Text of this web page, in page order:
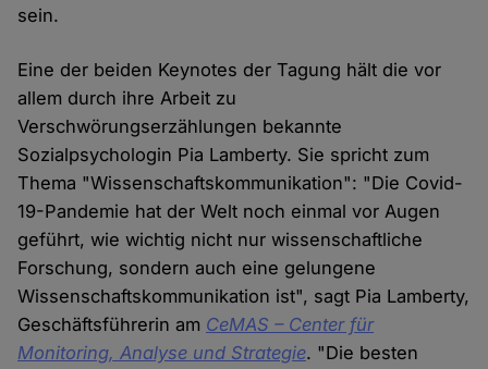
sein.
Eine der beiden Keynotes der Tagung hält die vor
allem durch ihre Arbeit zu
Verschwörungserzählungen bekannte
Sozialpsychologin Pia Lamberty. Sie spricht zum
Thema "Wissenschaftskommunikation": "Die Covid-
19-Pandemie hat der Welt noch einmal vor Augen
geführt, wie wichtig nicht nur wissenschaftliche
Forschung, sondern auch eine gelungene
Wissenschaftskommunikation ist", sagt Pia Lamberty,
Geschäftsführerin am CeMAS – Center für
Monitoring, Analyse und Strategie. "Die besten